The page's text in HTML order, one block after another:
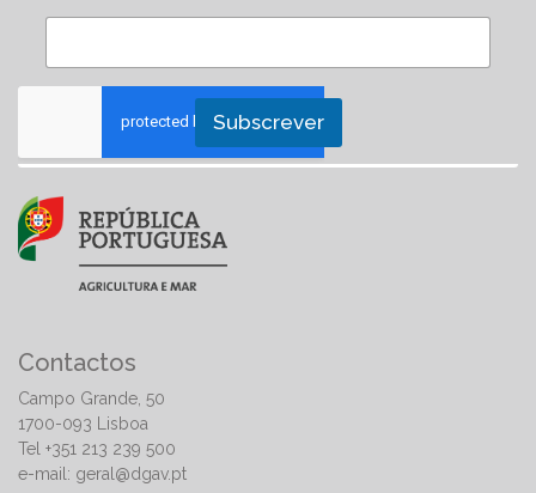
Subscrever
Contactos
Campo Grande, 50
1700-093 Lisboa
Tel +351 213 239 500
e-mail: geral@dgav.pt